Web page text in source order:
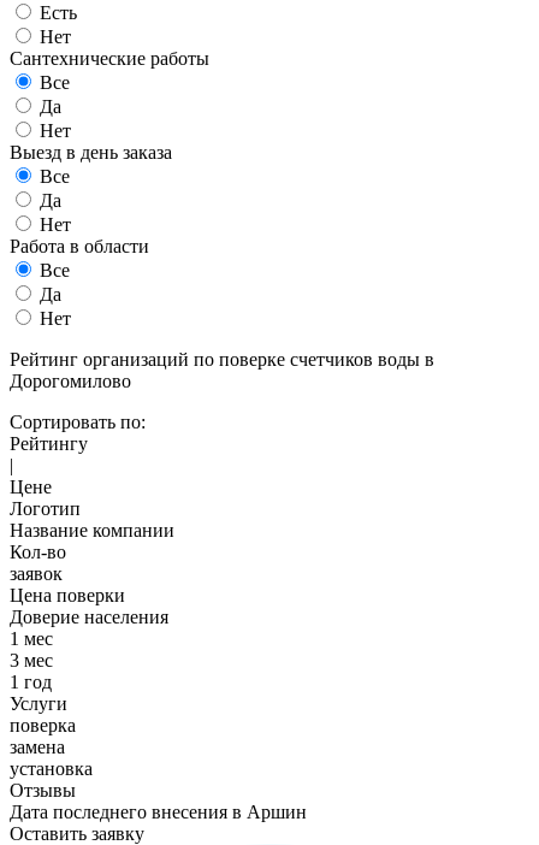
Есть
Нет
Сантехнические работы
Все
Да
Нет
Выезд в день заказа
Все
Да
Нет
Работа в области
Все
Да
Нет
Рейтинг организаций по поверке счетчиков воды в
Дорогомилово
Сортировать по:
Рейтингу
|
Цене
Логотип
Название компании
Кол-во
заявок
Цена поверки
Доверие населения
1 мес
3 мес
1 год
Услуги
поверка
замена
установка
Отзывы
Дата последнего внесения в Аршин
Оставить заявку